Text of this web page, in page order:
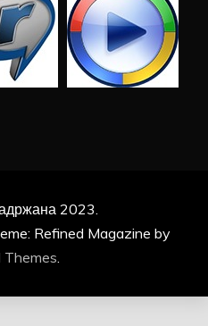
2023.
Refined Magazine by
Themes.